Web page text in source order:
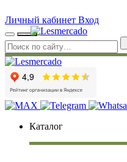
Личный кабинет Вход
Каталог